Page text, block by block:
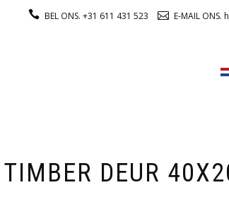
BEL ONS. +31 611 431 523 E-MAIL
TIMBER DEUR